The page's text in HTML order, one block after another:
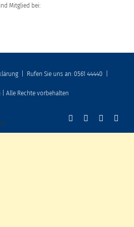
Mitglied bei:
Rufen Sie uns an: 0561 44440
| Alle Rechte vorbehalten